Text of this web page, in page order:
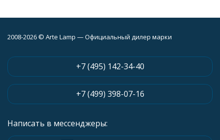
2008-2026 © Arte Lamp — Официальный дилер марки
+7 (495) 142-34-40
+7 (499) 398-07-16
Написать в мессенджеры: